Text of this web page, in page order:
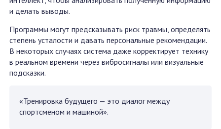
и делать выводы.
Программы могут предсказывать риск травмы, определять
степень усталости и давать персональные рекомендации.
В некоторых случаях система даже корректирует технику
в реальном времени через вибросигналы или визуальные
подсказки.
«Тренировка будущего — это диалог между
спортсменом и машиной».